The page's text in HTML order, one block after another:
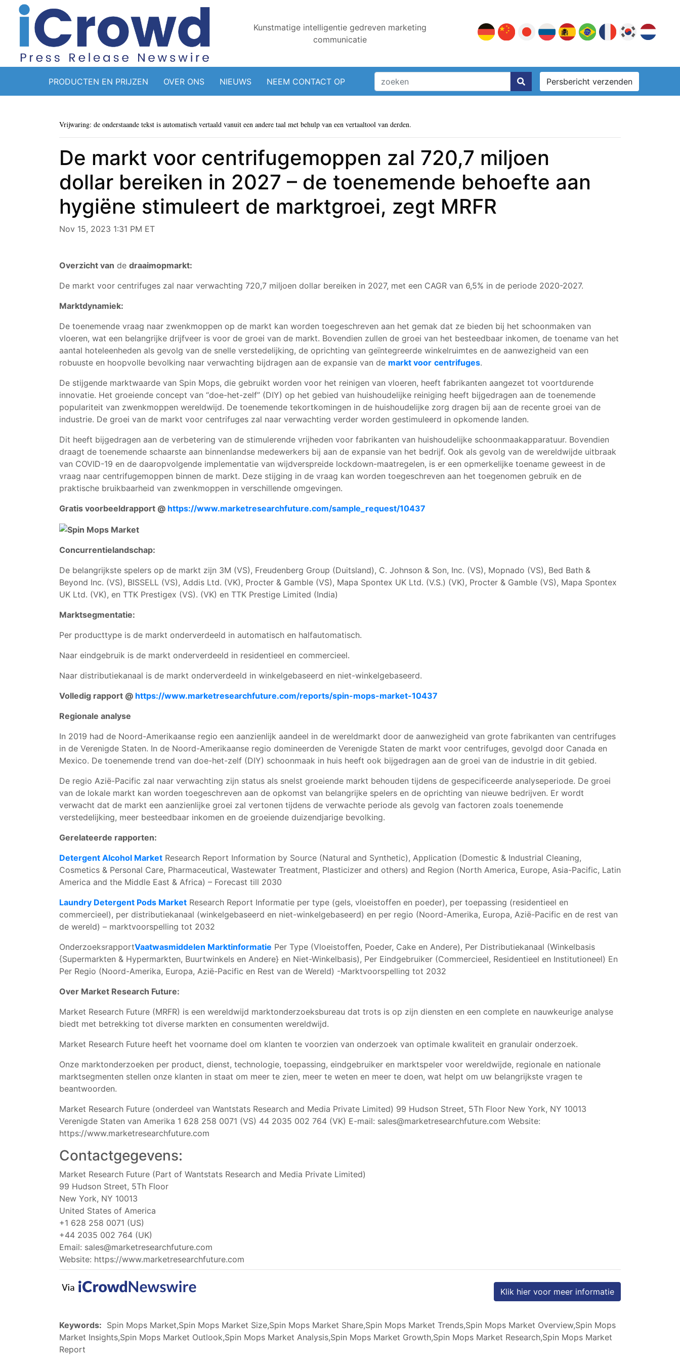
Kunstmatige intelligentie gedreven marketing
communicatie
PRODUCTEN EN PRIJZEN OVER ONS NIEUWS NEEM CONTACT OP Persbericht verzenden
Vrijwaring: de onderstaande tekst is automatisch vertaald vanuit een andere taal met behulp van een vertaaltool van derden.
De markt voor centrifugemoppen zal 720,7 miljoen
dollar bereiken in 2027 – de toenemende behoefte aan
hygiëne stimuleert de marktgroei, zegt MRFR
Nov 15, 2023 1:31 PM ET
Overzicht van de draaimopmarkt:
De markt voor centrifuges zal naar verwachting 720,7 miljoen dollar bereiken in 2027, met een CAGR van 6,5% in de periode 2020-2027.
Marktdynamiek:
De toenemende vraag naar zwenkmoppen op de markt kan worden toegeschreven aan het gemak dat ze bieden bij het schoonmaken van
vloeren, wat een belangrijke drijfveer is voor de groei van de markt. Bovendien zullen de groei van het besteedbaar inkomen, de toename van het
aantal hoteleenheden als gevolg van de snelle verstedelijking, de oprichting van geïntegreerde winkelruimtes en de aanwezigheid van een
robuuste en hoopvolle bevolking naar verwachting bijdragen aan de expansie van de markt voor centrifuges.
De stijgende marktwaarde van Spin Mops, die gebruikt worden voor het reinigen van vloeren, heeft fabrikanten aangezet tot voortdurende
innovatie. Het groeiende concept van “doe-het-zelf” (DIY) op het gebied van huishoudelijke reiniging heeft bijgedragen aan de toenemende
populariteit van zwenkmoppen wereldwijd. De toenemende tekortkomingen in de huishoudelijke zorg dragen bij aan de recente groei van de
industrie. De groei van de markt voor centrifuges zal naar verwachting verder worden gestimuleerd in opkomende landen.
Dit heeft bijgedragen aan de verbetering van de stimulerende vrijheden voor fabrikanten van huishoudelijke schoonmaakapparatuur. Bovendien
draagt de toenemende schaarste aan binnenlandse medewerkers bij aan de expansie van het bedrijf. Ook als gevolg van de wereldwijde uitbraak
van COVID-19 en de daaropvolgende implementatie van wijdverspreide lockdown-maatregelen, is er een opmerkelijke toename geweest in de
vraag naar centrifugemoppen binnen de markt. Deze stijging in de vraag kan worden toegeschreven aan het toegenomen gebruik en de
praktische bruikbaarheid van zwenkmoppen in verschillende omgevingen.
Gratis voorbeeldrapport @ https://www.marketresearchfuture.com/sample_request/10437
Concurrentielandschap:
De belangrijkste spelers op de markt zijn 3M (VS), Freudenberg Group (Duitsland), C. Johnson & Son, Inc. (VS), Mopnado (VS), Bed Bath &
Beyond Inc. (VS), BISSELL (VS), Addis Ltd. (VK), Procter & Gamble (VS), Mapa Spontex UK Ltd. (V.S.) (VK), Procter & Gamble (VS), Mapa Spontex
UK Ltd. (VK), en TTK Prestigex (VS). (VK) en TTK Prestige Limited (India)
Marktsegmentatie:
Per producttype is de markt onderverdeeld in automatisch en halfautomatisch.
Naar eindgebruik is de markt onderverdeeld in residentieel en commercieel.
Naar distributiekanaal is de markt onderverdeeld in winkelgebaseerd en niet-winkelgebaseerd.
Volledig rapport @ https://www.marketresearchfuture.com/reports/spin-mops-market-10437
Regionale analyse
In 2019 had de Noord-Amerikaanse regio een aanzienlijk aandeel in de wereldmarkt door de aanwezigheid van grote fabrikanten van centrifuges
in de Verenigde Staten. In de Noord-Amerikaanse regio domineerden de Verenigde Staten de markt voor centrifuges, gevolgd door Canada en
Mexico. De toenemende trend van doe-het-zelf (DIY) schoonmaak in huis heeft ook bijgedragen aan de groei van de industrie in dit gebied.
De regio Azië-Pacific zal naar verwachting zijn status als snelst groeiende markt behouden tijdens de gespecificeerde analyseperiode. De groei
van de lokale markt kan worden toegeschreven aan de opkomst van belangrijke spelers en de oprichting van nieuwe bedrijven. Er wordt
verwacht dat de markt een aanzienlijke groei zal vertonen tijdens de verwachte periode als gevolg van factoren zoals toenemende
verstedelijking, meer besteedbaar inkomen en de groeiende duizendjarige bevolking.
Gerelateerde rapporten:
Detergent Alcohol Market Research Report Information by Source (Natural and Synthetic), Application (Domestic & Industrial Cleaning,
Cosmetics & Personal Care, Pharmaceutical, Wastewater Treatment, Plasticizer and others) and Region (North America, Europe, Asia-Pacific, Latin
America and the Middle East & Africa) – Forecast till 2030
Laundry Detergent Pods Market Research Report Informatie per type (gels, vloeistoffen en poeder), per toepassing (residentieel en
commercieel), per distributiekanaal (winkelgebaseerd en niet-winkelgebaseerd) en per regio (Noord-Amerika, Europa, Azië-Pacific en de rest van
de wereld) – marktvoorspelling tot 2032
OnderzoeksrapportVaatwasmiddelen Marktinformatie Per Type (Vloeistoffen, Poeder, Cake en Andere), Per Distributiekanaal (Winkelbasis
{Supermarkten & Hypermarkten, Buurtwinkels en Andere} en Niet-Winkelbasis), Per Eindgebruiker (Commercieel, Residentieel en Institutioneel) En
Per Regio (Noord-Amerika, Europa, Azië-Pacific en Rest van de Wereld) -Marktvoorspelling tot 2032
Over Market Research Future:
Market Research Future (MRFR) is een wereldwijd marktonderzoeksbureau dat trots is op zijn diensten en een complete en nauwkeurige analyse
biedt met betrekking tot diverse markten en consumenten wereldwijd.
Market Research Future heeft het voorname doel om klanten te voorzien van onderzoek van optimale kwaliteit en granulair onderzoek.
Onze marktonderzoeken per product, dienst, technologie, toepassing, eindgebruiker en marktspeler voor wereldwijde, regionale en nationale
marktsegmenten stellen onze klanten in staat om meer te zien, meer te weten en meer te doen, wat helpt om uw belangrijkste vragen te
beantwoorden.
Market Research Future (onderdeel van Wantstats Research and Media Private Limited) 99 Hudson Street, 5Th Floor New York, NY 10013
Verenigde Staten van Amerika 1 628 258 0071 (VS) 44 2035 002 764 (VK) E-mail: sales@marketresearchfuture.com Website:
https://www.marketresearchfuture.com
Contactgegevens:
Market Research Future (Part of Wantstats Research and Media Private Limited)
99 Hudson Street, 5Th Floor
New York, NY 10013
United States of America
+1 628 258 0071 (US)
+44 2035 002 764 (UK)
Email: sales@marketresearchfuture.com
Website: https://www.marketresearchfuture.com
Klik hier voor meer informatie
Keywords: Spin Mops Market,Spin Mops Market Size,Spin Mops Market Share,Spin Mops Market Trends,Spin Mops Market Overview,Spin Mops
Market Insights,Spin Mops Market Outlook,Spin Mops Market Analysis,Spin Mops Market Growth,Spin Mops Market Research,Spin Mops Market
Report